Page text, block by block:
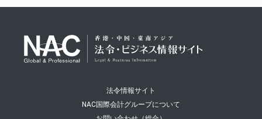
法令情報サイト
NAC国際会計グループについて